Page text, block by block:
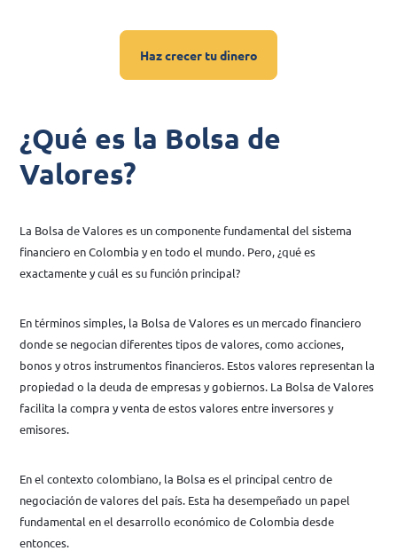
Haz crecer tu dinero
¿Qué es la Bolsa de
Valores?
La Bolsa de Valores es un componente fundamental del sistema
financiero en Colombia y en todo el mundo. Pero, ¿qué es
exactamente y cuál es su función principal?
En términos simples, la Bolsa de Valores es un mercado financiero
donde se negocian diferentes tipos de valores, como acciones,
bonos y otros instrumentos financieros. Estos valores representan la
propiedad o la deuda de empresas y gobiernos. La Bolsa de Valores
facilita la compra y venta de estos valores entre inversores y
emisores.
En el contexto colombiano, la Bolsa es el principal centro de
negociación de valores del país. Esta ha desempeñado un papel
fundamental en el desarrollo económico de Colombia desde
entonces.